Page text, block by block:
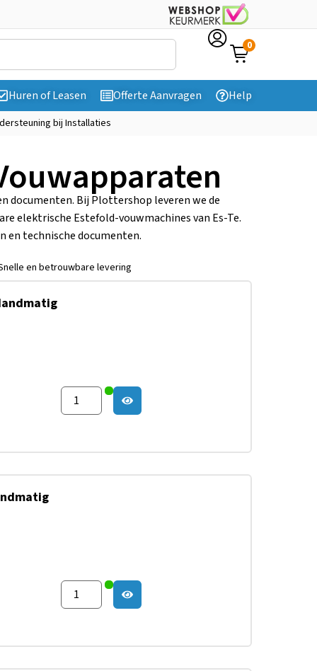
0
Huren of Leasen Offerte Aanvragen Help
bij Installaties
documenten. Bij Plottershop leveren we de
elektrische Estefold-vouwmachines van Es-Te.
en technische documenten.
en betrouwbare levering